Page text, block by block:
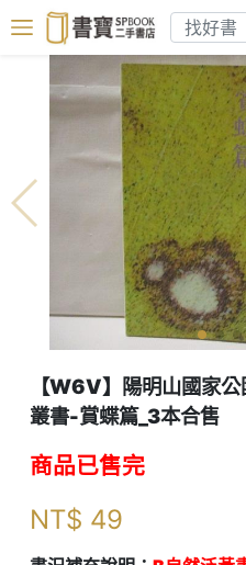
【W6V】陽明山國家
叢書-賞蝶篇_3本合售
商品已售完
NT$ 49